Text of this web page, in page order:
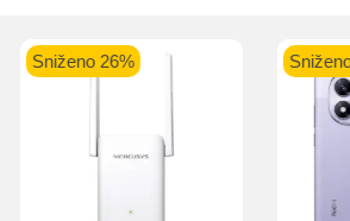
Sniženo 26%